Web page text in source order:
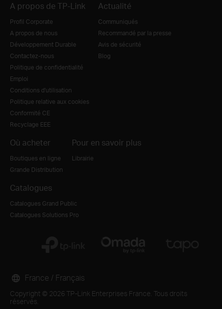
A propos de TP-Link
Profil Corporate
A propos de nous
Développement Durable
Contactez-nous
Politique de confidentialité
Emploi
Conditions d'utilisation
Politique relative aux cookies
Conformité CE
Recyclage EEE
Actualité
Communiqués
Recommandé par la presse
Avis de sécurité
Blog
Où acheter
Boutiques en ligne
Grande Distribution
Pour en savoir plus
Librairie
Catalogues
Catalogues Grand Public
Catalogues Solutions Pro
Copyright © 2026 TP-Link Enterprises France. Tous droits
réservés.
France / Français